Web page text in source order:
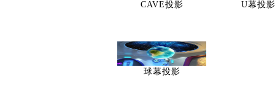
CAVE投影 U幕投
球幕投影